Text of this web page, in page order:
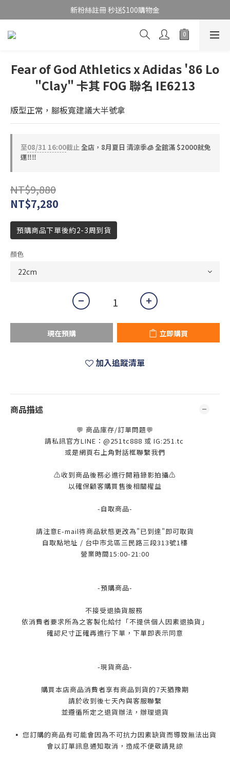
新粉絲註冊 秒送$100購物金
Fear of God Athletics x Adidas '86 Lo
"Clay" 卡其 FOG 聯名 IE6213
版型正常，腳板寬建議大半號拿
至08/31 16:00截止全店，8月夏日 清涼季🧊 全館滿 $2000就免
運‼️‼️
NT$9,880
NT$7,280
預購商品下單後約2-3周到貨
顏色
現在預購 立即購買
加入追蹤清單
商品描述
💬 商品庫存/訂單問題💬
請私訊官方LINE：@251tc888 或 IG:251.tc
或是網頁右上角對話框聯繫我們
⚠️收到商品後務必進行開箱錄影拍攝⚠️
以確保顧客購買售後相關權益
-自取商品-
請注意E-mail待商品狀態更改為"已到達"即可取貨
自取點地址 / 台中市北區三民路三段313號1樓
營業時間15:00-21:00
-預購商品-
不接受退換貨服務
依消費者要求所為之客製化給付「不提供個人因素退換貨」
確認尺寸正確再進行下單，下單即表示同意
-現貨商品-
購買本店商品消費者享有商品到貨的7天猶豫期
請於收到後七天內與客服聯繫
並遵循所定之退貨辦法，辦理退貨
▪️ 您訂購的商品有可能會因為不可抗力因素缺貨而導致無法出貨
會以訂單訊息通知取消，造成不便敬請見諒